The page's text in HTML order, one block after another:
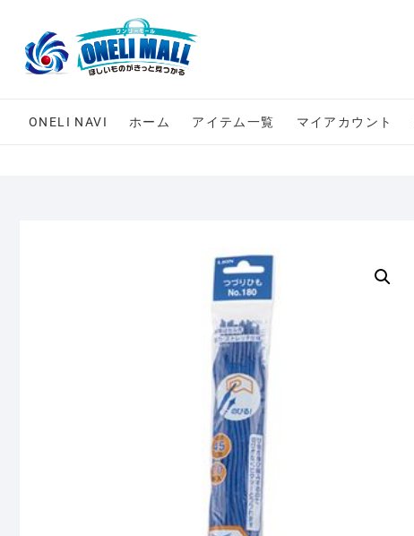
content
ONELI NAVI ホーム アイテム一覧 マイアカウント